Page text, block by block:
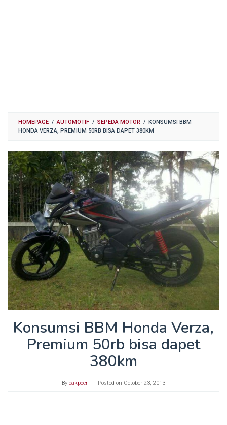
HOMEPAGE / AUTOMOTIF / SEPEDA MOTOR /
KONSUMSI BBM
HONDA VERZA, PREMIUM 50RB BISA DAPET 380KM
Konsumsi BBM Honda Verza,
Premium 50rb bisa dapet
380km
By cakpoer Posted on October 23, 2013